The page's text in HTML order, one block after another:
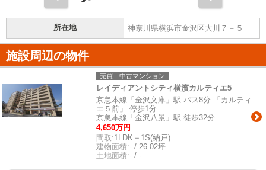
所在地 神奈川県横浜市金沢区大川７－５
施設周辺の物件
売買｜中古マンション
レイディアントシティ横濱カルティエ5
京急本線「金沢文庫」駅 バス8分 「カルティ
エ５前」 停歩1分
京急本線「金沢八景」駅 徒歩32分
4,650万円
間取:1LDK＋1S(納戸)
建物面積:- / 26.02坪
土地面積:- / -